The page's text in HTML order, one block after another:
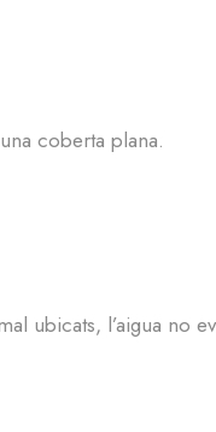
coberta plana.
ubicats, l’aigua no